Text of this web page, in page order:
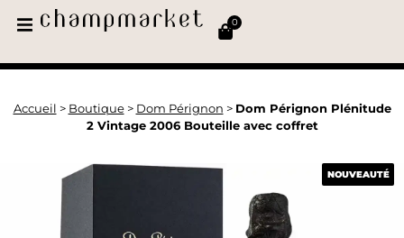
0
Accueil > Boutique> Dom Pérignon > Dom Pérignon Plénitude
2 Vintage 2006 Bouteille avec coffret
NOUVEAUTÉ